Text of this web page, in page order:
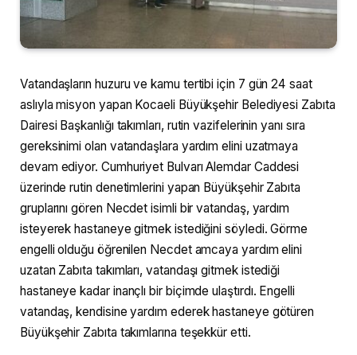
Vatandaşların huzuru ve kamu tertibi için 7 gün 24 saat
aslıyla misyon yapan Kocaeli Büyükşehir Belediyesi Zabıta
Dairesi Başkanlığı takımları, rutin vazifelerinin yanı sıra
gereksinimi olan vatandaşlara yardım elini uzatmaya
devam ediyor. Cumhuriyet Bulvarı Alemdar Caddesi
üzerinde rutin denetimlerini yapan Büyükşehir Zabıta
gruplarını gören Necdet isimli bir vatandaş, yardım
isteyerek hastaneye gitmek istediğini söyledi. Görme
engelli olduğu öğrenilen Necdet amcaya yardım elini
uzatan Zabıta takımları, vatandaşı gitmek istediği
hastaneye kadar inançlı bir biçimde ulaştırdı. Engelli
vatandaş, kendisine yardım ederek hastaneye götüren
Büyükşehir Zabıta takımlarına teşekkür etti.